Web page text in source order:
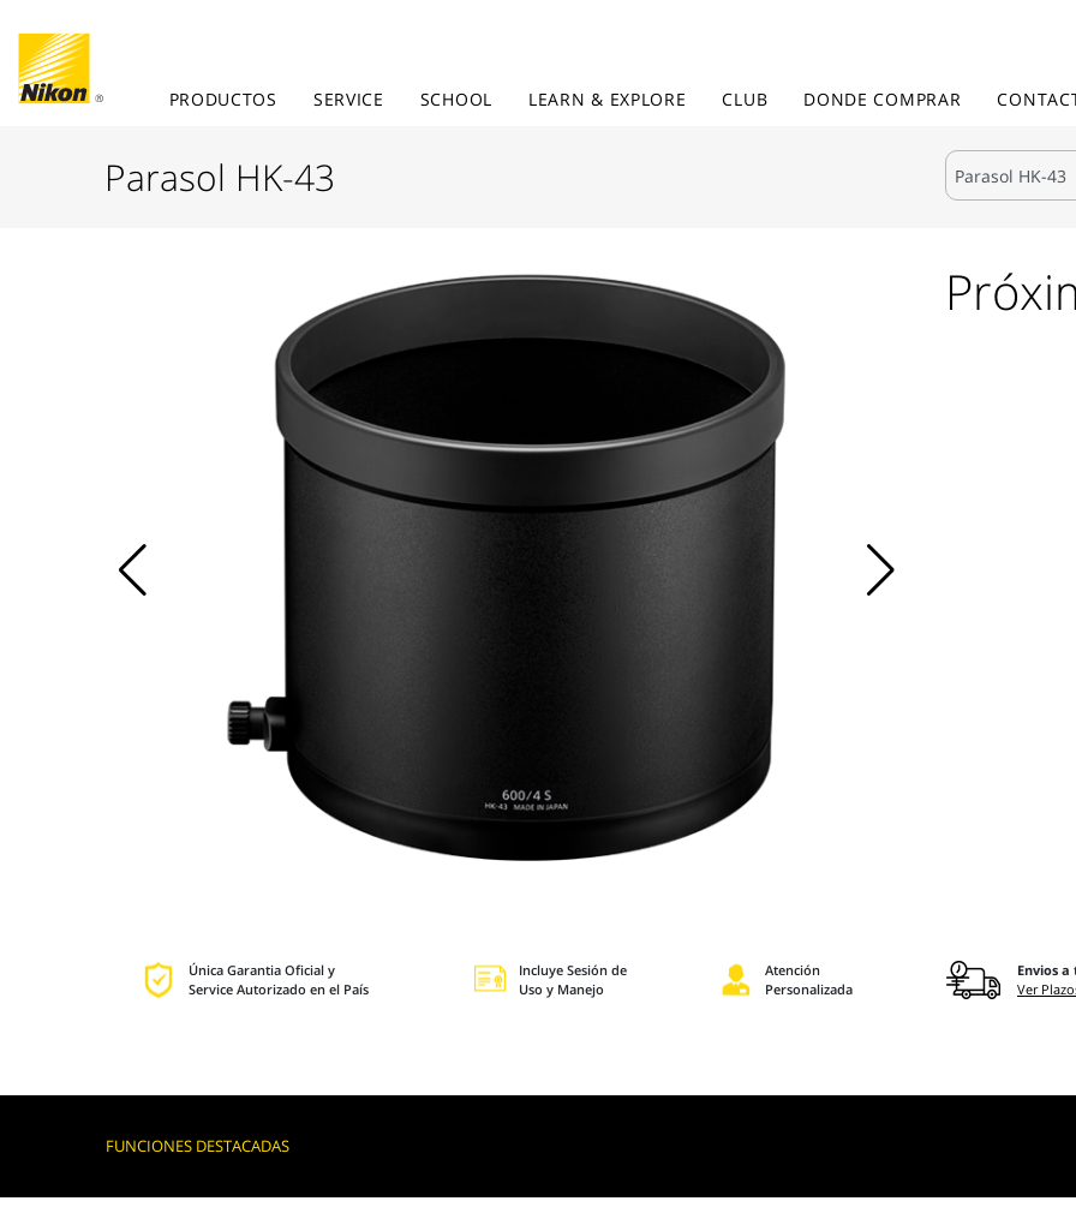
PRODUCTOS SERVICE SCHOOL LEARN & EXPLORE CLUB DONDE COMPRAR
Parasol HK-43
Única Garantia Oficial y
Service Autorizado en el País
Incluye Sesión de
Uso y Manejo
Atención
Personalizada
Envios
Ver
FUNCIONES DESTACADAS